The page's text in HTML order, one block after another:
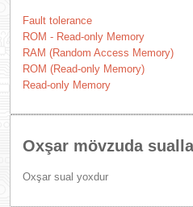
Fault tolerance
ROM - Read-only Memory
RAM (Random Access Memory)
ROM (Read-only Memory)
Read-only Memory
Oxşar mövzuda
Oxşar sual yoxdur